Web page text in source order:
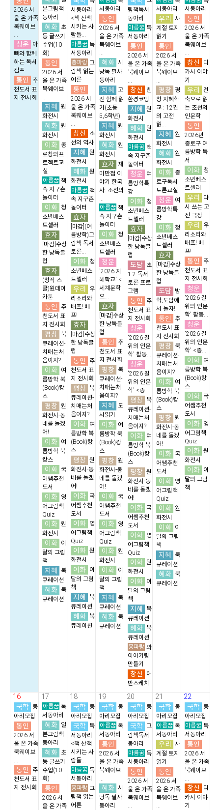
2026 서
울 온 가족
북웨이브
...
청운
아
빠와 함께
하는 독서
캠프
통인
추
천도서 표
지 전시회
본그림책
동아리
혜화
초
등 글쓰기
수업(10
회)
통인
2026 서
울 온 가족
북웨이브
...
지혜
원
화전시
혜화 원
화전시
이화
종
로창의프
로젝트교
실
아름꿈 책
속 지구촌
놀이터
이화
청
소년베스
트셀러
효자
[마감]수상
한 낭독클
럽
효자
(창작 스
쿨)원데이
카툰
통인
추
천도서 표
지 전시회
평창
북
큐레이션-
치매는처
음이지?
이화
여
름방학 북
(Book)캉
스
평창 원
화전시-동
네를 돌겠
어!
이화
여
름방학 북
캉스
이화
국
어쌤추천
도서
이화
영
어그림책
Quiz
이화 원
화전시
이화
이
달의 그림
책
지혜
북
큐레이션
혜화
북
큐레이션
서동아리
<책 산책
시키는 사
람들...
아름꿈 독
서동아리
홍파랑 그
림책 읽는
어른
통인
2026 서
울 온 가족
북웨이브
...
창신
조
선의 역사
지혜
원
화전시
혜화 원
화전시
아름꿈 책
속 지구촌
놀이터
효자
[마감](여
름방학)그
림책 독서
토론...
이화
청
소년베스
트셀러
우리
우
리소리와
배프! 베
프!
효자
[마감]수상
한 낭독클
럽
통인
추
천도서 표
지 전시회
평창
북
큐레이션-
치매는처
음이지?
이화
여
름방학 북
(Book)캉
스
평창 원
화전시-동
네를 돌겠
어!
이화
국
어쌤추천
도서
이화
영
어그림책
Quiz
이화 원
화전시
이화
이
달의 그림
책
지혜
북
큐레이션
혜화
북
큐레이션
서동아리
통인
2026 서
울 온 가족
북웨이브
...
혜화 시
낭독 필사
동아리
지혜
고
전 함께 읽
기(초등
5,6학년)
지혜
원
화전시
혜화 원
화전시
효자
재
미만점 이
야기 한국
사: 조선의
...
아름꿈 책
속 지구촌
놀이터
이화
청
소년베스
트셀러
청운
'2026 지
혜학교' <
세계문학
으...
효자
[마감]수상
한 낭독클
럽
통인
추
천도서 표
지 전시회
평창
북
큐레이션-
치매는처
음이지?
지혜
도
시읽기
이화
여
름방학 북
(Book)캉
스
평창 원
화전시-동
네를 돌겠
어!
이화
국
어쌤추천
도서
이화
영
어그림책
Quiz
이화 원
화전시
이화
이
달의 그림
책
지혜
북
큐레이션
혜화
북
큐레이션
림책독서
동아리
아름꿈 독
서동아리
통인
2026 서
울 온 가족
북웨이브
...
창신
친
환경코딩
지혜
원
화전시
혜화 원
화전시
아름꿈 책
속 지구촌
놀이터
청운
여
름방학특
강
이화
청
소년베스
트셀러
효자
[마감]수상
한 낭독클
럽
도담
초
1.2 독서
토론 프로
그램
통인
추
천도서 표
지 전시회
청운
'2026 길
위의 인문
학' 활동...
청운
'2026 길
위의 인문
학' <종...
평창
북
큐레이션-
치매는처
음이지?
이화
여
름방학 북
(Book)캉
스
평창 원
화전시-동
네를 돌겠
어!
이화
국
어쌤추천
도서
이화
영
어그림책
Quiz
이화 원
화전시
이화
이
달의 그림
책
지혜
북
큐레이션
혜화
북
큐레이션
홍파랑 와
이어키링
만들기
창신
어
반스케치
서동아리
우리
사
계절 토지
읽기
통인
2026 서
울 온 가족
북웨이브
...
평창 평
창 지혜학
교 : 12권
의 고전
읽...
지혜
원
화전시
혜화 원
화전시
이화
종
로구독서
토론교실
청운
여
름방학특
강
이화
청
소년베스
트셀러
효자
[마감]수상
한 낭독클
럽
도담
방
학,도담에
서 놀자!
통인
추
천도서 표
지 전시회
평창
북
큐레이션-
치매는처
음이지?
이화
여
름방학 북
(Book)캉
스
평창 원
화전시-동
네를 돌겠
어!
이화
국
어쌤추천
도서
이화
영
어그림책
Quiz
이화 원
화전시
이화
이
달의 그림
책
지혜
북
큐레이션
혜화
북
큐레이션
서동아리
통인
2026 서
울 온 가족
북웨이브
...
창신
디
카시 이야
기
우리
건
축으로 읽
는 조선의
인문학
통인
2026년
종로구 여
름방학 독
서 ...
이화
청
소년베스
트셀러
우리
다
시 쓰는 고
전 극장
우리
우
리소리와
배프! 베
프!
통인
추
천도서 표
지 전시회
청운
'2026 길
위의 인문
학' 활동...
청운
'2026 길
위의 인문
학' <종...
이화
여
름방학 북
(Book)캉
스
이화
국
어쌤추천
도서
이화
영
어그림책
Quiz
이화 원
화전시
이화
이
달의 그림
책
16
국학
동
아리모집
통인
2026 서
울 온 가족
북웨이브
...
통인
추
천도서 표
지 전시회
17
아름꿈 독
서동아리
혜화
일
본그림책
동아리
혜화
초
등 글쓰기
수업(10
회)
통인
2026 서
울 온 가족
18
국학
동
아리모집
국학
독
서동아리
<책 산책
시키는 사
람들...
아름꿈 독
서동아리
홍파랑 그
림책 읽는
어른
19
국학
동
아리모집
아름꿈 독
서동아리
통인
2026 서
울 온 가족
북웨이브
...
혜화 시
낭독 필사
동아리
20
국학
동
아리모집
국학
그
림책독서
동아리
아름꿈 독
서동아리
통인
2026 서
울 온 가족
북웨이브
...
21
국학
동
아리모집
아름꿈 독
서동아리
우리
사
계절 토지
읽기
통인
2026 서
울 온 가족
북웨이브
...
22
국학
동
아리모집
아름꿈 독
서동아리
통인
2026 서
울 온 가족
북웨이브
...
창신
디
카시 이야
기